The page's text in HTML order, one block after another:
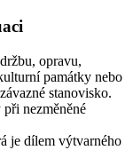
opravu,
památky nebo
stanovisko.
nezměněné
je dílem výtvarného